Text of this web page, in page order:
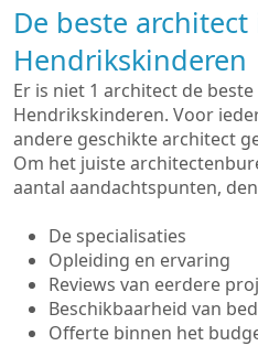
De beste
Hendrikskinderen
Er is niet 1 architect de
Hendrikskinderen. Voor
andere geschikte architect
Om het juiste
aantal aandachtspunten,
De specialisaties
Opleiding en ervaring
Reviews van eerdere
Beschikbaarheid van
Offerte binnen het